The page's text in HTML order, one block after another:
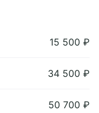
15 500 ₽
34 500 ₽
50 700 ₽